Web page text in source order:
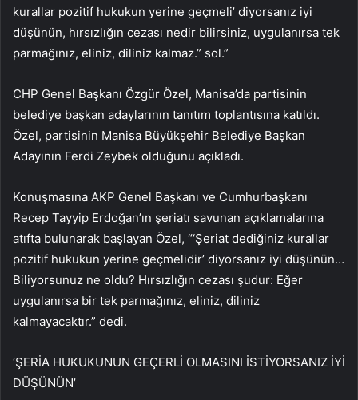
kurallar pozitif hukukun yerine geçmeli’ diyorsanız iyi
düşünün, hırsızlığın cezası nedir bilirsiniz, uygulanırsa tek
parmağınız, eliniz, diliniz kalmaz.” sol.”
CHP Genel Başkanı Özgür Özel, Manisa’da partisinin
belediye başkan adaylarının tanıtım toplantısına katıldı.
Özel, partisinin Manisa Büyükşehir Belediye Başkan
Adayının Ferdi Zeybek olduğunu açıkladı.
Konuşmasına AKP Genel Başkanı ve Cumhurbaşkanı
Recep Tayyip Erdoğan’ın şeriatı savunan açıklamalarına
atıfta bulunarak başlayan Özel, “‘Şeriat dediğiniz kurallar
pozitif hukukun yerine geçmelidir’ diyorsanız iyi düşünün…
Biliyorsunuz ne oldu? Hırsızlığın cezası şudur: Eğer
uygulanırsa bir tek parmağınız, eliniz, diliniz
kalmayacaktır.” dedi.
‘ŞERİA HUKUKUNUN GEÇERLİ OLMASINI İSTİYORSANIZ İYİ
DÜŞÜNÜN’